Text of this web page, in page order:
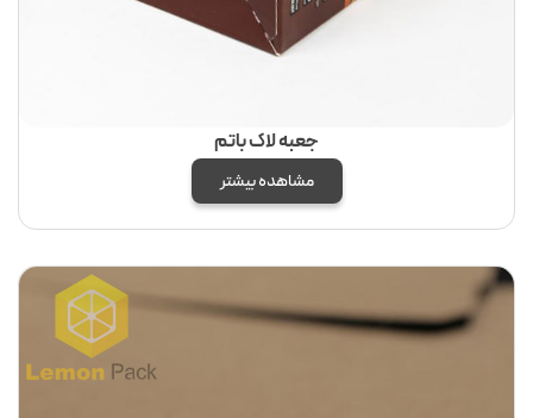
جعبه لاک باتم
مشاهده بیشتر